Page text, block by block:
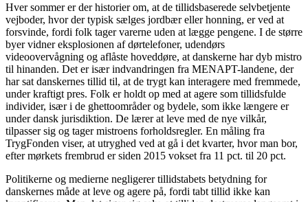
Hver sommer er der historier om, at de tillidsbaserede selvbetjente
vejboder, hvor der typisk sælges jordbær eller honning, er ved at
forsvinde, fordi folk tager varerne uden at lægge pengene. I de større
byer vidner eksplosionen af dørtelefoner, udendørs
videoovervågning og aflåste hoveddøre, at danskerne har dyb mistro
til hinanden. Det er især indvandringen fra MENAPT-landene, der
har sat danskernes tillid til, at de trygt kan interagere med fremmede,
under kraftigt pres. Folk er holdt op med at agere som tillidsfulde
individer, især i de ghettoområder og bydele, som ikke længere er
under dansk jurisdiktion. De lærer at leve med de nye vilkår,
tilpasser sig og tager mistroens forholdsregler. En måling fra
TrygFonden viser, at utryghed ved at gå i det kvarter, hvor man bor,
efter mørkets frembrud er siden 2015 vokset fra 11 pct. til 20 pct.
Politikerne og medierne negligerer tillidstabets betydning for
danskernes måde at leve og agere på, fordi tabt tillid ikke kan